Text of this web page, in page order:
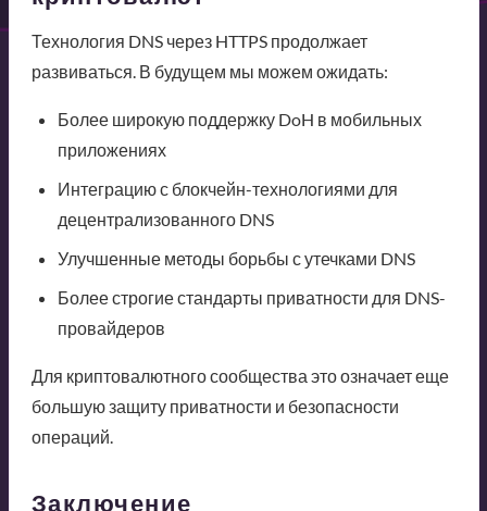
Технология DNS через HTTPS продолжает
развиваться. В будущем мы можем ожидать:
Более широкую поддержку DoH в мобильных
приложениях
Интеграцию с блокчейн-технологиями для
децентрализованного DNS
Улучшенные методы борьбы с утечками DNS
Более строгие стандарты приватности для DNS-
провайдеров
Для криптовалютного сообщества это означает еще
большую защиту приватности и безопасности
операций.
Заключение